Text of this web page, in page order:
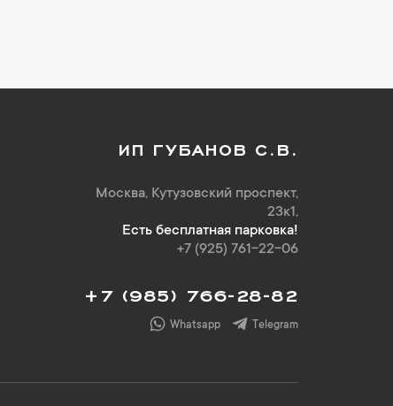
ИП ГУБАНОВ С.В.
Москва, Кутузовский проспект,
23к1,
Есть бесплатная парковка!
+7 (925) 761-22-06
+7 (985) 766-28-82
Whatsapp Telegram